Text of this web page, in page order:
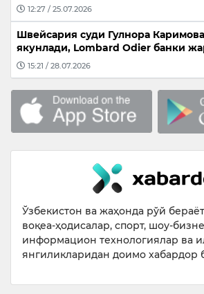
12:27 / 25.07.2026
Швейсария суди Гулнора
якунлади, Lombard Odier банки
15:21 / 28.07.2026
Ўзбекистон ва жаҳонда рўй
воқеа-ҳодисалар, спорт, шоу-
информацион технологиялар ва
янгиликларидан доимо хабардор